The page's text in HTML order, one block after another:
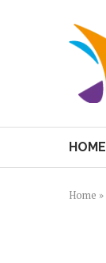
HOME
Home »